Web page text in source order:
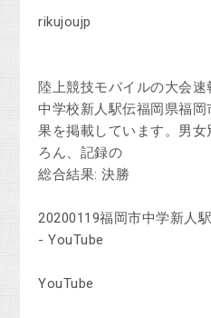
rikujoujp
陸上競技モバイルの大会
中学校新人駅伝福岡県福
果を掲載しています。男
ろん、記録の
総合結果: 決勝
20200119福岡市中学新人
- YouTube
YouTube